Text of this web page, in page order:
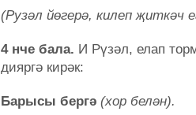
(Рузәл йөгерә, килеп җиткәч
4 нче бала. И Рүзәл, елап
дияргә кирәк:
Барысы бергә (хор белән).